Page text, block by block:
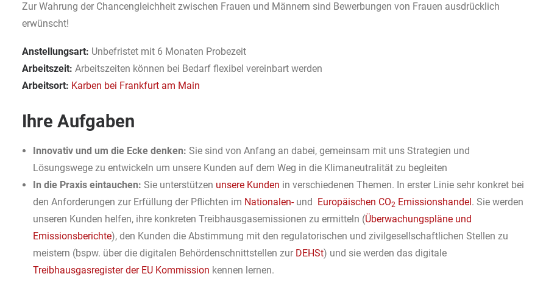
Zur Wahrung der Chancengleichheit zwischen Frauen und Männern sind Bewerbungen von Frauen ausdrücklich
erwünscht!
Anstellungsart: Unbefristet mit 6 Monaten Probezeit
Arbeitszeit: Arbeitszeiten können bei Bedarf flexibel vereinbart werden
Arbeitsort: Karben bei Frankfurt am Main
Ihre Aufgaben
Innovativ und um die Ecke denken: Sie sind von Anfang an dabei, gemeinsam mit uns Strategien und
Lösungswege zu entwickeln um unsere Kunden auf dem Weg in die Klimaneutralität zu begleiten
In die Praxis eintauchen: Sie unterstützen unsere Kunden in verschiedenen Themen. In erster Linie sehr konkret bei
den Anforderungen zur Erfüllung der Pflichten im Nationalen-und Europäischen CO2 Emissionshandel. Sie werden
unseren Kunden helfen, ihre konkreten Treibhausgasemissionen zu ermitteln (Überwachungspläne und
Emissionsberichte), den Kunden die Abstimmung mit den regulatorischen und zivilgesellschaftlichen Stellen zu
meistern (bspw. über die digitalen Behördenschnittstellen zur DEHSt) und sie werden das digitale
Treibhausgasregister der EU Kommission kennen lernen.